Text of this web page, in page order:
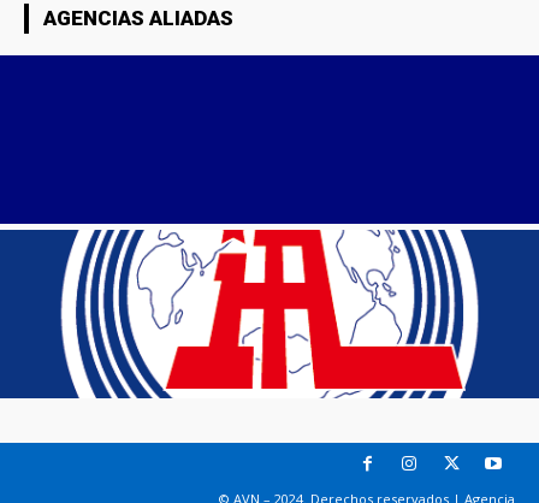
AGENCIAS ALIADAS
© AVN – 2024. Derechos reservados | Agencia